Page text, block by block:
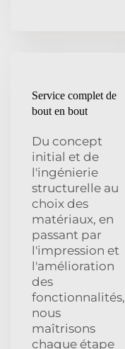
Service complet de
bout en bout
Du concept
initial et de
l'ingénierie
structurelle au
choix des
matériaux, en
passant par
l'impression et
l'amélioration
des
fonctionnalités,
nous
maîtrisons
chaque étape